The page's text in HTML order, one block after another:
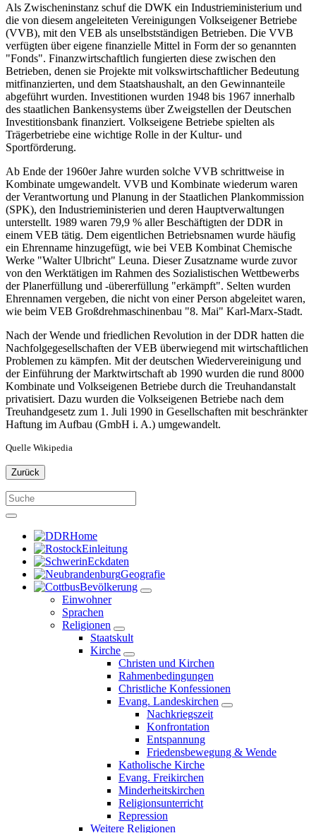
Als Zwischeninstanz schuf die DWK ein Industrieministerium und
die von diesem angeleiteten Vereinigungen Volkseigener Betriebe
(VVB), mit den VEB als unselbstständigen Betrieben. Die VVB
verfügten über eigene finanzielle Mittel in Form der so genannten
"Fonds". Finanzwirtschaftlich fungierten diese zwischen den
Betrieben, denen sie Projekte mit volkswirtschaftlicher Bedeutung
mitfinanzierten, und dem Staatshaushalt, an den Gewinnanteile
abgeführt wurden. Investitionen wurden 1948 bis 1967 innerhalb
des staatlichen Bankensystems über Zweigstellen der Deutschen
Investitionsbank finanziert. Volkseigene Betriebe spielten als
Trägerbetriebe eine wichtige Rolle in der Kultur- und
Sportförderung.
Ab Ende der 1960er Jahre wurden solche VVB schrittweise in
Kombinate umgewandelt. VVB und Kombinate wiederum waren
der Verantwortung und Planung in der Staatlichen Plankommission
(SPK), den Industrieministerien und deren Hauptverwaltungen
unterstellt. 1989 waren 79,9 % aller Beschäftigten der DDR in
einem VEB tätig. Dem eigentlichen Betriebsnamen wurde häufig
ein Ehrenname hinzugefügt, wie bei VEB Kombinat Chemische
Werke "Walter Ulbricht" Leuna. Dieser Zusatzname wurde zuvor
von den Werktätigen im Rahmen des Sozialistischen Wettbewerbs
der Planerfüllung und -übererfüllung "erkämpft". Selten wurden
Ehrennamen vergeben, die nicht von einer Person abgeleitet waren,
wie beim VEB Großdrehmaschinenbau "8. Mai" Karl-Marx-Stadt.
Nach der Wende und friedlichen Revolution in der DDR hatten die
Nachfolgegesellschaften der VEB überwiegend mit wirtschaftlichen
Problemen zu kämpfen. Mit der deutschen Wiedervereinigung und
der Einführung der Marktwirtschaft ab 1990 wurden die rund 8000
Kombinate und Volkseigenen Betriebe durch die Treuhandanstalt
privatisiert. Dazu wurden die Volkseigenen Betriebe nach dem
Treuhandgesetz zum 1. Juli 1990 in Gesellschaften mit beschränkter
Haftung im Aufbau (GmbH i. A.) umgewandelt.
Quelle Wikipedia
Zurück
Home
Einleitung
Eckdaten
Geografie
Bevölkerung
Einwohner
Sprachen
Religionen
Staatskult
Kirche
Christen und Kirchen
Rahmenbedingungen
Christliche Konfessionen
Evang. Landeskirchen
Nachkriegszeit
Konfrontation
Entspannung
Friedensbewegung & Wende
Katholische Kirche
Evang. Freikirchen
Minderheitskirchen
Religionsunterricht
Repression
Weitere Religionen